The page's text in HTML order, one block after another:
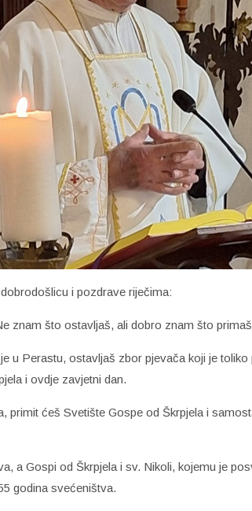
i pozdrave riječima:
znam što ostavljaš, ali dobro znam što
u Perastu, ostavljaš zbor pjevača koji je toliko
i ovdje zavjetni dan.
primit ćeš Svetište Gospe od Škrpjela i
a Gospi od Škrpjela i sv. Nikoli, kojemu je
godina svećeništva.